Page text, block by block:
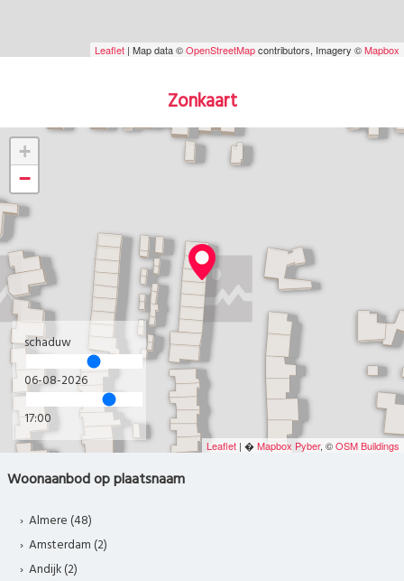
Leaflet | Map data ©OpenStreetMapcontributors, Imagery ©Mapbox
Zonkaart
+
−
Leaflet | �Mapbox Pyber, ©OSM Buildings
schaduw
06-08-2026
17:00
Woonaanbod op plaatsnaam
Almere (48)
Amsterdam (2)
Andijk (2)